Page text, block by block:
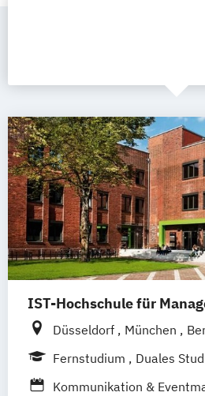
IST-Hochschule für
Düsseldorf München
Weil am Rhein
Frankfurt
Fernstudium
Duales
Fernlehrgang
Kommunikation &